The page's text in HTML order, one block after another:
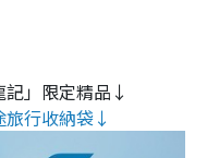
」限定精品↓
旅行收納袋↓